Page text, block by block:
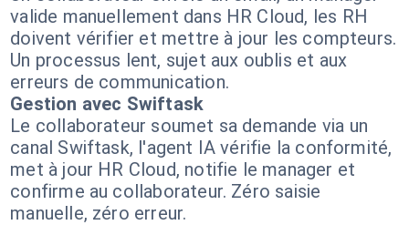
valide manuellement dans HR Cloud, les RH
doivent vérifier et mettre à jour les compteurs.
Un processus lent, sujet aux oublis et aux
erreurs de communication.
Gestion avec Swiftask
Le collaborateur soumet sa demande via un
canal Swiftask, l'agent IA vérifie la conformité,
met à jour HR Cloud, notifie le manager et
confirme au collaborateur. Zéro saisie
manuelle, zéro erreur.